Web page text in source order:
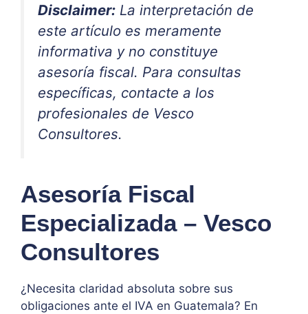
Disclaimer: La interpretación de
este artículo es meramente
informativa y no constituye
asesoría fiscal. Para consultas
específicas, contacte a los
profesionales de Vesco
Consultores.
Asesoría Fiscal
Especializada – Vesco
Consultores
¿Necesita claridad absoluta sobre sus
obligaciones ante el IVA en Guatemala? En